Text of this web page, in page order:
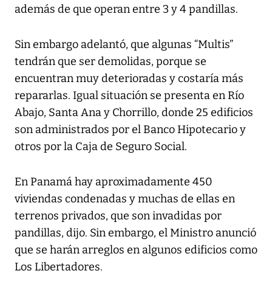
además de que operan entre 3 y 4 pandillas.
Sin embargo adelantó, que algunas “Multis”
tendrán que ser demolidas, porque se
encuentran muy deterioradas y costaría más
repararlas. Igual situación se presenta en Río
Abajo, Santa Ana y Chorrillo, donde 25 edificios
son administrados por el Banco Hipotecario y
otros por la Caja de Seguro Social.
En Panamá hay aproximadamente 450
viviendas condenadas y muchas de ellas en
terrenos privados, que son invadidas por
pandillas, dijo. Sin embargo, el Ministro anunció
que se harán arreglos en algunos edificios como
Los Libertadores.